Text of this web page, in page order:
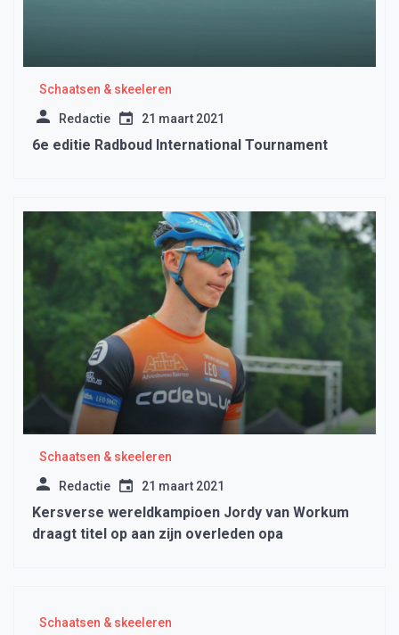
Schaatsen & skeeleren
Redactie 21 maart 2021
6e editie Radboud International Tournament
Schaatsen & skeeleren
Redactie 21 maart 2021
Kersverse wereldkampioen Jordy van Workum
draagt titel op aan zijn overleden opa
Schaatsen & skeeleren